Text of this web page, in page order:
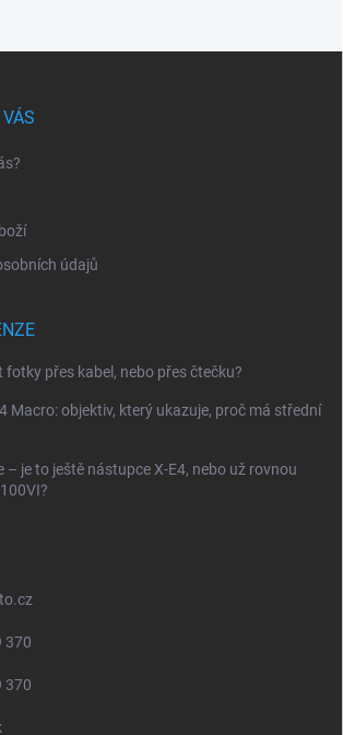
údajů
přes kabel, nebo přes čtečku?
Macro: objektiv, který ukazuje, proč má střední
– je to ještě nástupce X-E4, nebo už rovnou
370
370